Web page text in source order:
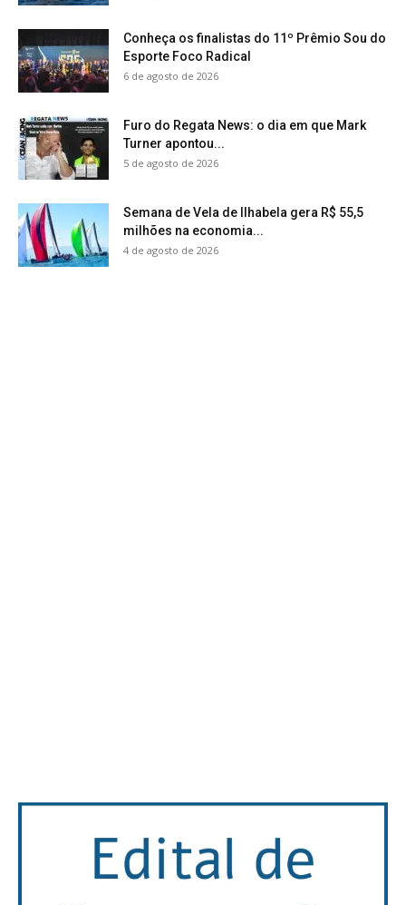
Conheça os finalistas do 11º Prêmio Sou do
Esporte Foco Radical
6 de agosto de 2026
Furo do Regata News: o dia em que Mark
Turner apontou...
5 de agosto de 2026
Semana de Vela de Ilhabela gera R$ 55,5
milhões na economia...
4 de agosto de 2026